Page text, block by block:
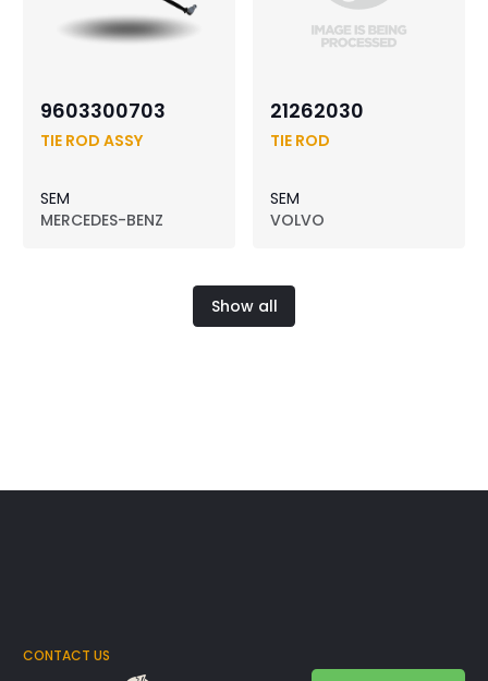
9603300703
TIE ROD ASSY
SEM
MERCEDES-BENZ
21262030
TIE ROD
SEM
VOLVO
Show all
CONTACT US